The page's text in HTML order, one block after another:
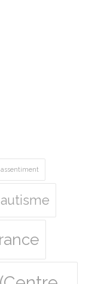
assentiment
autisme